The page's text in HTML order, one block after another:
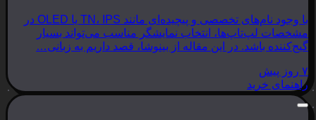
با وجود نام‌های تخصصی و پیچیده‌ای مانند TN، IPS یا OLED در
مشخصات لپ‌تاپ‌ها، انتخاب نمایشگر مناسب می‌تواند بسیار
گیج‌کننده باشد. در این مقاله از بینوشا، قصد داریم به زبانی…
۷ روز پیش
راهنمای خرید